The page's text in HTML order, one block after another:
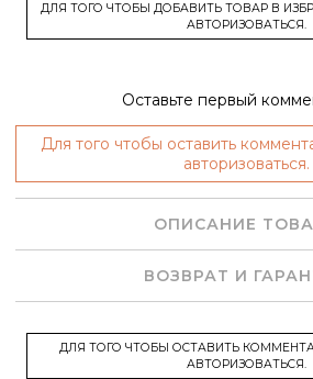
ДЛЯ ТОГО ЧТОБЫ ДОБАВИТЬ ТОВАР В
АВТОРИЗОВАТЬСЯ.
Оставьте первый
Для того чтобы оставить
авторизоваться.
ОПИСАНИЕ
ВОЗВРАТ И
ДЛЯ ТОГО ЧТОБЫ ОСТАВИТЬ
АВТОРИЗОВАТЬСЯ.